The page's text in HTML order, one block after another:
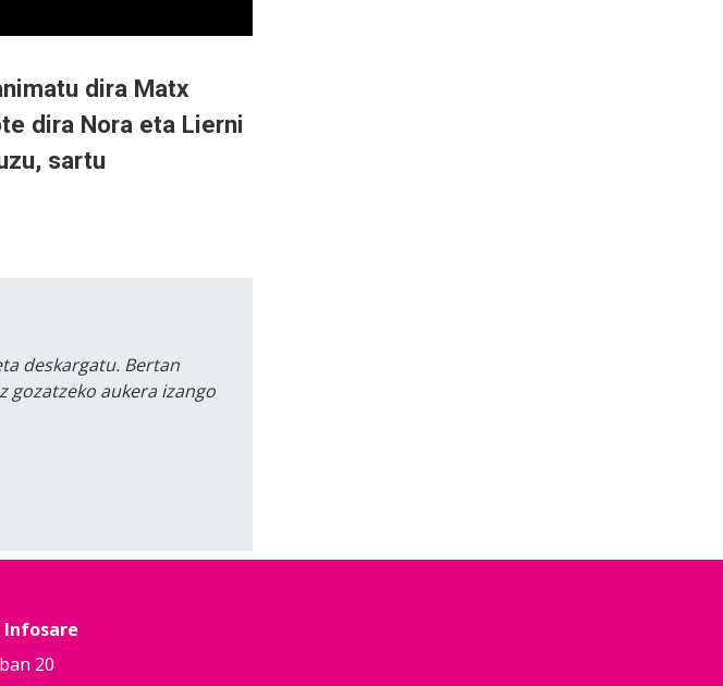
dira Matx
dira Nora eta Lierni
sartu
deskargatu. Bertan
aukera izango
Infosare
20